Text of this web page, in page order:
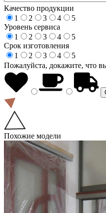
Качество продукции
1
2 3 4
5
Уровень сервиса
1
2 3 4
5
Срок изготовления
1
2 3 4
5
Пожалуйста, докажите, что
Похожие модели